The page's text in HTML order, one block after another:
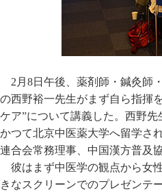
2月8日午後、薬剤師・鍼灸師
の西野裕一先生がまず自ら指揮
ケア”について講義した。西野
かつて北京中医薬大学へ留学さ
連合会常務理事、中国漢方普及
彼はまず中医学の観点から女
きなスクリーンでのプレゼンテ